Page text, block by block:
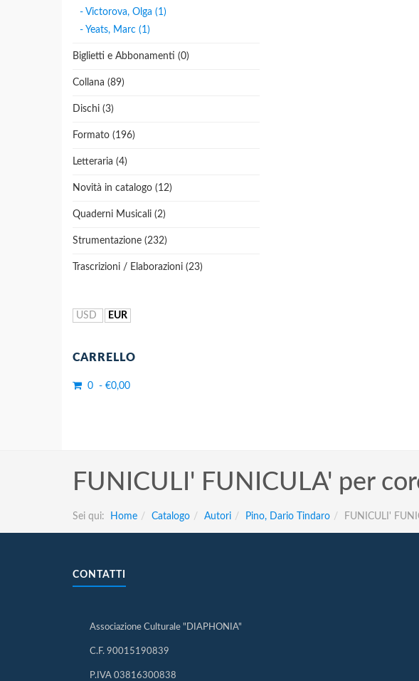
- Victorova, Olga (1)
- Yeats, Marc (1)
Biglietti e Abbonamenti (0)
Collana (89)
Dischi (3)
Formato (196)
Letteraria (4)
Novità in catalogo (12)
Quaderni Musicali (2)
Strumentazione (232)
Trascrizioni / Elaborazioni (23)
USD EUR
CARRELLO
0 - €0,00
FUNICULI' FUNICULA' per
Sei qui: Home Catalogo Autori Pino, Dario Tindaro FUNICULI'
CONTATTI
Associazione Culturale "DIAPHONIA"
C.F. 90015190839
P.IVA 03816300838